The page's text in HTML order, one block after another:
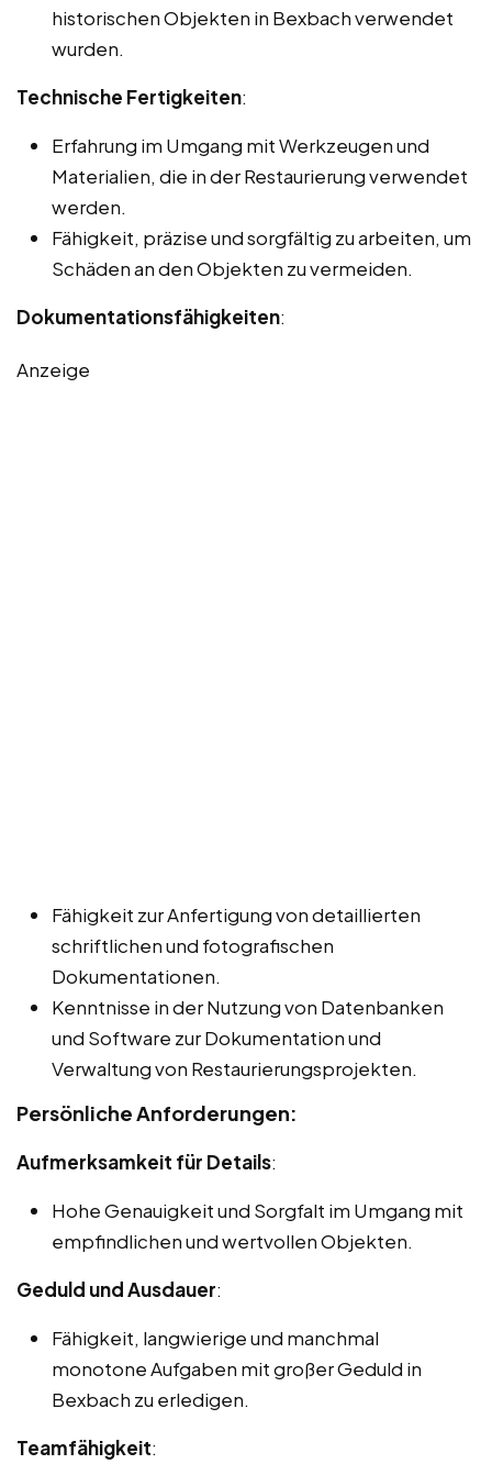
historischen Objekten in Bexbach verwendet
wurden.
Technische Fertigkeiten:
Erfahrung im Umgang mit Werkzeugen und
Materialien, die in der Restaurierung verwendet
werden.
Fähigkeit, präzise und sorgfältig zu arbeiten, um
Schäden an den Objekten zu vermeiden.
Dokumentationsfähigkeiten:
Anzeige
Fähigkeit zur Anfertigung von detaillierten
schriftlichen und fotografischen
Dokumentationen.
Kenntnisse in der Nutzung von Datenbanken
und Software zur Dokumentation und
Verwaltung von Restaurierungsprojekten.
Persönliche Anforderungen:
Aufmerksamkeit für Details:
Hohe Genauigkeit und Sorgfalt im Umgang mit
empfindlichen und wertvollen Objekten.
Geduld und Ausdauer:
Fähigkeit, langwierige und manchmal
monotone Aufgaben mit großer Geduld in
Bexbach zu erledigen.
Teamfähigkeit: